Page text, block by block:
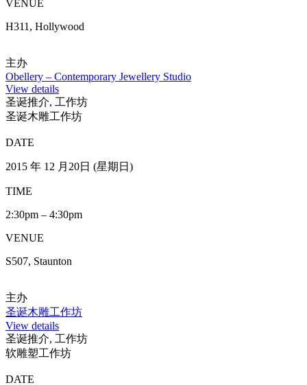
工作坊
‘Go Beyond Convention’ Jewellery Workshop
2015 年 12 月 7, 14, 21 & 28 日 (星期一)
(需预约)
TIME
主办
View details
工作坊
Beginner Jewellery course – by Obellery
DATE
2015 年 12 月 (需預約): 星期二至星期四
TIME
2:30pm – 5:30pm